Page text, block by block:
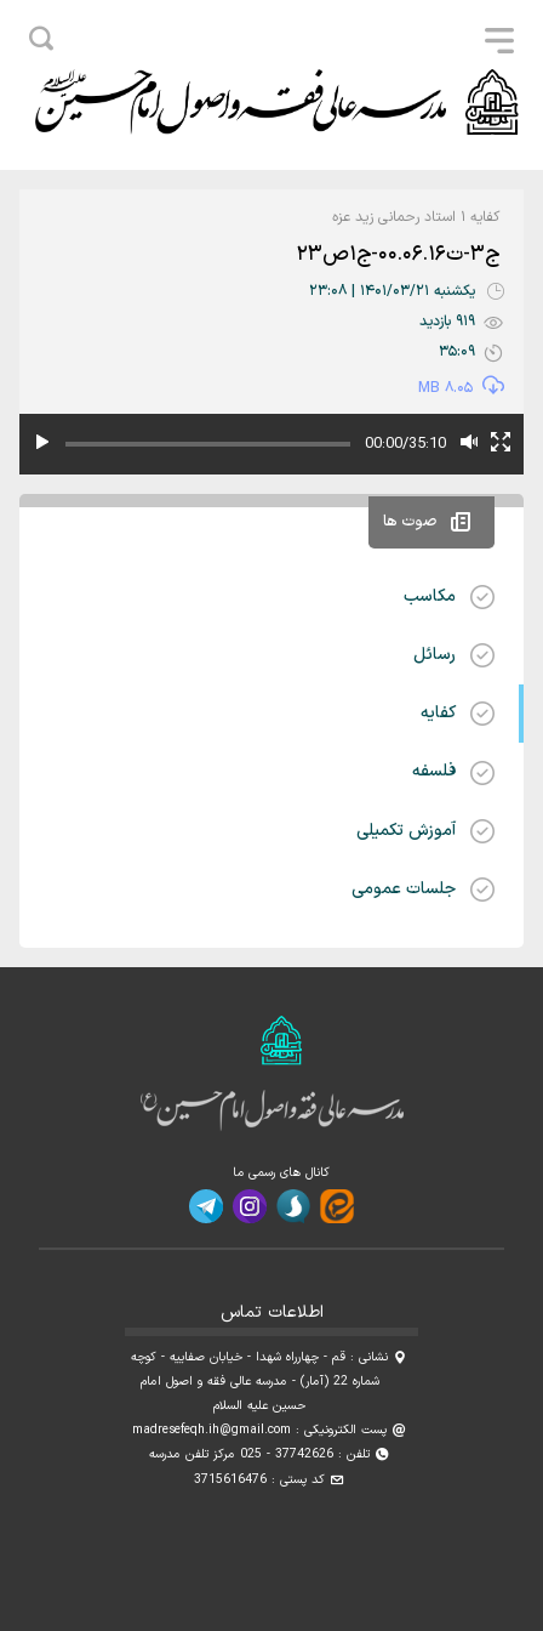
صوت ها
مکاسب
رسائل
کفایه
فلسفه
آموزش تکمیلی
جلسات عمومی
کفایه 1 استاد رحمانی زید عزه
ج3-ت00.06.16-ج1ص23
یکشنبه 1401/03/21 | 23:08
919 بازدید
35:09
8.05 MB
00:00/35:10
کانال های رسمی ما
اطلاعات تماس
نشانی : قم - چهارراه شهدا - خیابان صفاییه - کوچه
شماره 22 (آمار) - مدرسه عالی فقه و اصول امام
حسین علیه السلام
پست الکترونیکی : madresefeqh.ih@gmail.com
تلفن : 37742626 - 025 مرکز تلفن مدرسه
کد پستی : 3715616476